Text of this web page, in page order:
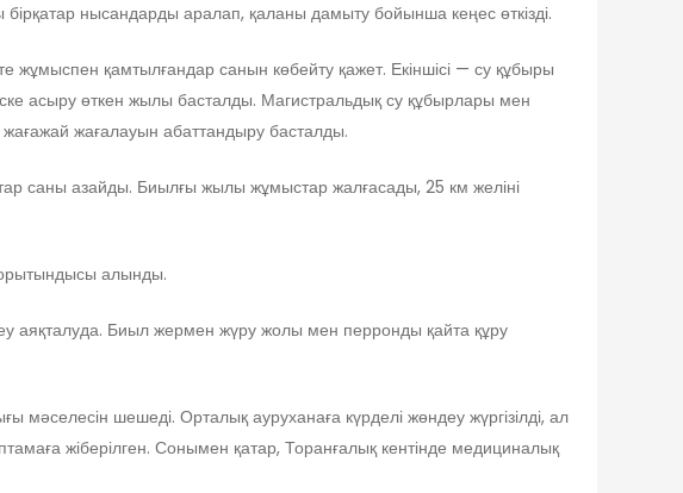
нысандарды аралап, қаланы дамыту бойынша кеңес өткізді.
қамтылғандар санын көбейту қажет. Екіншісі — су құбыры
асыру өткен жылы басталды. Магистральдық су құбырлары мен
жағалауын абаттандыру басталды.
саны азайды. Биылғы жылы жұмыстар жалғасады, 25 км желіні
алынды.
аяқталуда. Биыл жермен жүру жолы мен перронды қайта құру
шешеді. Орталық ауруханаға күрделі жөндеу жүргізілді, ал
жіберілген. Сонымен қатар, Торанғалық кентінде медициналық